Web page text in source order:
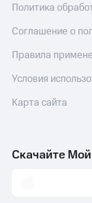
Политика
Соглашение о
Правила
Условия
Карта сайта
Скачайте